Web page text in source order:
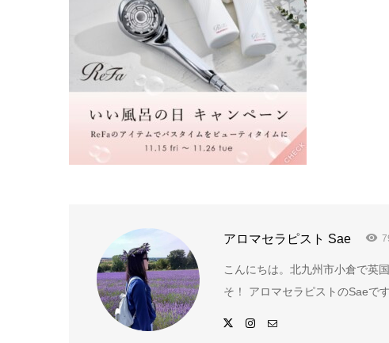
アロマセラピスト Sae
こんにちは。北九州市小倉で英
そ！ アロマセラピストのSaeで